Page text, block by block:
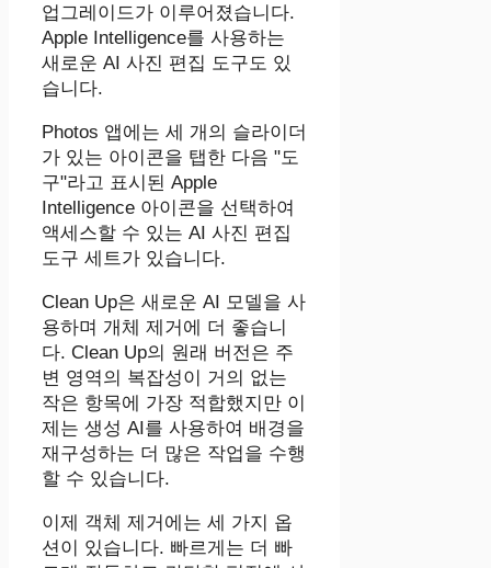
업그레이드가 이루어졌습니다.
Apple Intelligence를 사용하는
새로운 AI 사진 편집 도구도 있
습니다.
‌Photos‌ 앱에는 세 개의 슬라이더
가 있는 아이콘을 탭한 다음 "도
구"라고 표시된 ‌Apple
Intelligence‌ 아이콘을 선택하여
액세스할 수 있는 AI 사진 편집
도구 세트가 있습니다.
Clean Up은 새로운 AI 모델을 사
용하며 개체 제거에 더 좋습니
다. Clean Up의 원래 버전은 주
변 영역의 복잡성이 거의 없는
작은 항목에 가장 적합했지만 이
제는 생성 AI를 사용하여 배경을
재구성하는 더 많은 작업을 수행
할 수 있습니다.
이제 객체 제거에는 세 가지 옵
션이 있습니다. 빠르게는 더 빠